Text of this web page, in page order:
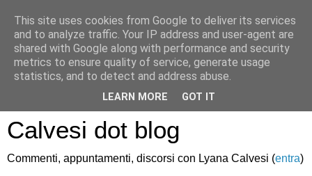
Atletica Sandro
Calvesi dot blog
Commenti, appuntamenti, discorsi con Lyana Calvesi (entra)
This site uses cookies from Google to deliver its services
and to analyze traffic. Your IP address and user-agent are
shared with Google along with performance and security
metrics to ensure quality of service, generate usage
statistics, and to detect and address abuse.
LEARN MORE GOT IT